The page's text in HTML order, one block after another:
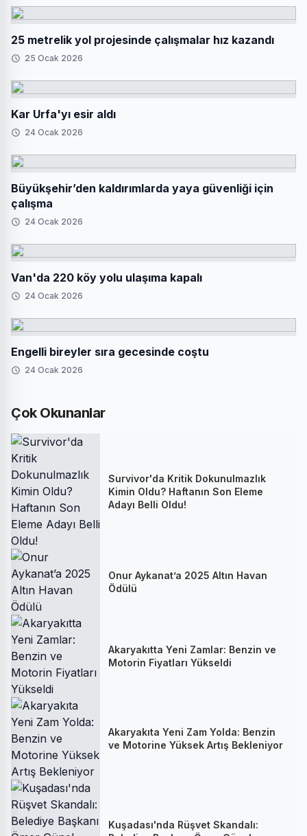
25 metrelik yol projesinde çalışmalar hız kazandı
25 Ocak 2026
Kar Urfa'yı esir aldı
24 Ocak 2026
Büyükşehir’den kaldırımlarda yaya güvenliği için
çalışma
24 Ocak 2026
Van'da 220 köy yolu ulaşıma kapalı
24 Ocak 2026
Engelli bireyler sıra gecesinde coştu
24 Ocak 2026
Çok Okunanlar
Survivor'da Kritik Dokunulmazlık
Kimin Oldu? Haftanın Son Eleme
Adayı Belli Oldu!
Onur Aykanat’a 2025 Altın Havan
Ödülü
Akaryakıtta Yeni Zamlar: Benzin ve
Motorin Fiyatları Yükseldi
Akaryakıta Yeni Zam Yolda: Benzin
ve Motorine Yüksek Artış Bekleniyor
Kuşadası'nda Rüşvet Skandalı: